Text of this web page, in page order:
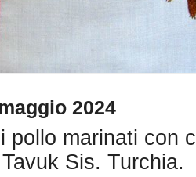
2024
pollo marinati con
Sis. Turchia.